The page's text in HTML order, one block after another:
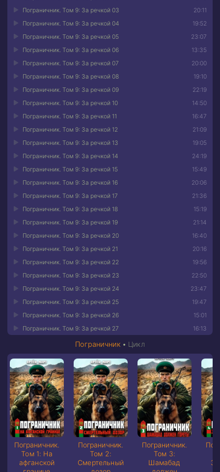
20:11
Пограничник. Том 9: За речкой 03
19:52
Пограничник. Том 9: За речкой 04
23:07
Пограничник. Том 9: За речкой 05
13:35
Пограничник. Том 9: За речкой 06
20:00
Пограничник. Том 9: За речкой 07
19:10
Пограничник. Том 9: За речкой 08
22:19
Пограничник. Том 9: За речкой 09
14:50
Пограничник. Том 9: За речкой 10
16:47
Пограничник. Том 9: За речкой 11
21:09
Пограничник. Том 9: За речкой 12
19:05
Пограничник. Том 9: За речкой 13
24:19
Пограничник. Том 9: За речкой 14
15:49
Пограничник. Том 9: За речкой 15
20:06
Пограничник. Том 9: За речкой 16
21:36
Пограничник. Том 9: За речкой 17
15:19
Пограничник. Том 9: За речкой 18
21:14
Пограничник. Том 9: За речкой 19
16:40
Пограничник. Том 9: За речкой 20
20:16
Пограничник. Том 9: За речкой 21
19:56
Пограничник. Том 9: За речкой 22
22:50
Пограничник. Том 9: За речкой 23
23:47
Пограничник. Том 9: За речкой 24
19:47
Пограничник. Том 9: За речкой 25
15:01
Пограничник. Том 9: За речкой 26
16:13
Пограничник. Том 9: За речкой 27
Пограничник • Цикл
Пограничник.
Том 1: На
афганской
Пограничник.
Том 2:
Смертельный
Пограничник.
Том 3:
Шамабад